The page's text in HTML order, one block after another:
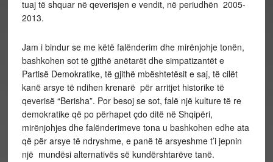
tuaj të shquar në qeverisjen e vendit, në periudhën 2005-
2013.
Jam i bindur se me këtë falënderim dhe mirënjohje tonën,
bashkohen sot të gjithë anëtarët dhe simpatizantët e
Partisë Demokratike, të gjithë mbështetësit e saj, të cilët
kanë arsye të ndihen krenarë për arritjet historike të
qeverisë “Berisha”. Por besoj se sot, falë një kulture të re
demokratike që po përhapet çdo ditë në Shqipëri,
mirënjohjes dhe falënderimeve tona u bashkohen edhe ata
që për arsye të ndryshme, e panë të arsyeshme t’i jepnin
një mundësi alternativës së kundërshtarëve tanë.